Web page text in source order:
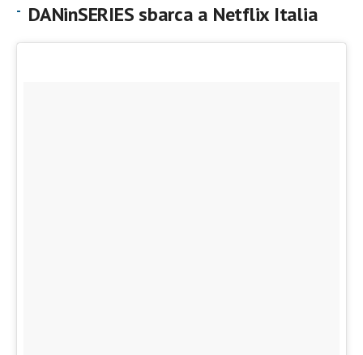
DANinSERIES sbarca a Netflix Italia